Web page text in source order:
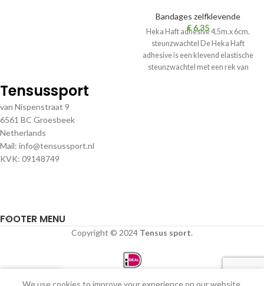
Bandages zelfklevende
€ 6,35
Heka Haft adhesive 4,5m.x 6cm.
steunzwachtel De Heka Haft
adhesive is een klevend elastische
steunzwachtel met een rek van
Tensussport
van Nispenstraat 9
6561 BC Groesbeek
Netherlands
Mail: info@tensussport.nl
KVK: 09148749
FOOTER MENU
Copyright © 2024 Tensus sport.
We use cookies to improve your experience on our website.